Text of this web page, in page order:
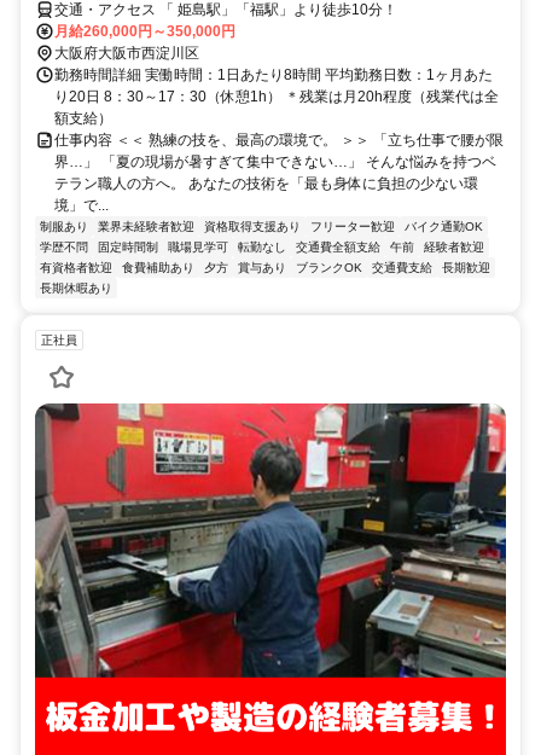
交通・アクセス 「 姫島駅」「福駅」より徒歩10分！
月給260,000円～350,000円
大阪府大阪市西淀川区
勤務時間詳細 実働時間：1日あたり8時間 平均勤務日数：1ヶ月あた
り20日 8：30～17：30（休憩1h） ＊残業は月20h程度（残業代は全
額支給）
仕事内容 ＜＜ 熟練の技を、最高の環境で。 ＞＞ 「立ち仕事で腰が限
界…」 「夏の現場が暑すぎて集中できない…」 そんな悩みを持つベ
テラン職人の方へ。 あなたの技術を「最も身体に負担の少ない環
境」で...
制服あり 業界未経験者歓迎 資格取得支援あり フリーター歓迎
バイク通勤OK
学歴不問
固定時間制 職場見学可 転勤なし 交通費全額支給 午前
経験者歓迎
有資格者歓迎
食費補助あり 夕方 賞与あり ブランクOK 交通費支給
長期歓迎
長期休暇あり
正社員